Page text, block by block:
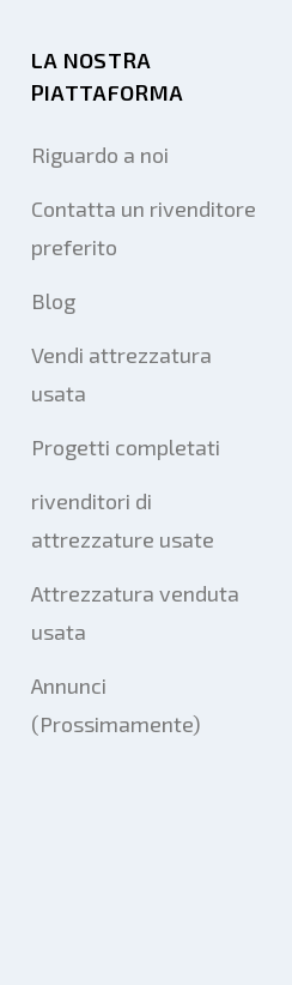
LA NOSTRA
PIATTAFORMA
Riguardo a noi
Contatta un rivenditore
preferito
Blog
Vendi attrezzatura
usata
Progetti completati
rivenditori di
attrezzature usate
Attrezzatura venduta
usata
Annunci
(Prossimamente)